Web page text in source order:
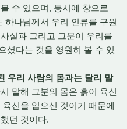
수 있으며, 동시에 창으로
하나님께서 우리 인류를 구원
실과 그리고 그분이 우리를
셨다는 것을 영원히 볼 수 있
우리 사람의 몸과는 달리 말
말해 그분의 몸은 흙이 육신
신을 입으신 것이기 때문에
던 것이다.